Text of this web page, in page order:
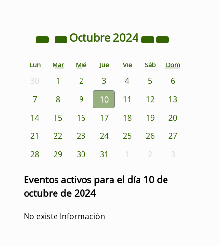
Octubre 2024
Lun Mar Mié Jue Vie Sáb Dom
30 1 2 3 4 5
6
7
8 9 10 11 12
13
14
15 16 17 18 19
20
21
22 23 24 25 26
27
28
29 30 31 1 2 3
Eventos activos para el día 10 de
octubre de 2024
No existe Información